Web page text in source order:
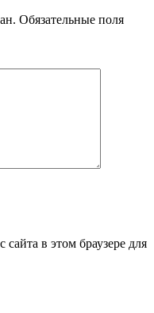
Обязательные поля
в этом браузере для